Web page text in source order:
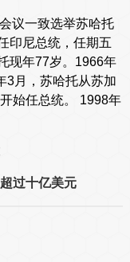
议一致选举苏哈托
印尼总统，任期五
现年77岁。1966年
3月，苏哈托从苏加
始任总统。 1998年
过十亿美元